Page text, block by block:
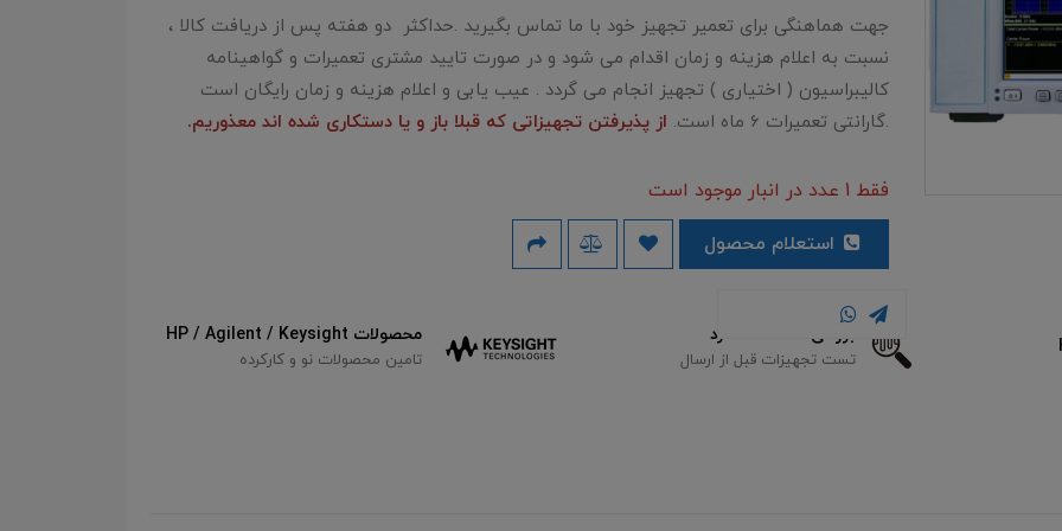
جهت هماهنگی برای تعمیر تجهیز خود با ما تماس بگیرید .حداکثر دو هفته پس از دریافت کالا ،
نسبت به اعلام هزینه و زمان اقدام می شود و در صورت تایید مشتری تعمیرات و گواهینامه
کالیبراسیون ( اختیاری ) تجهیز انجام می گردد . عیب یابی و اعلام هزینه و زمان رایگان است
.گارانتی تعمیرات 6 ماه است.
از پذیرفتن تجهیزاتی که قبلا باز و یا دستکاری شده اند معذوریم.
فقط 1 عدد در انبار موجود است
از ارسال
محصولات HP / Agilent / Keysight
تامین محصولات نو و کارکرده
تامین بدون واسطه محصولات RFONE